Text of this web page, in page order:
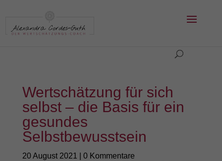
Wertschätzung für sich
selbst – die Basis für ein
gesundes
Selbstbewusstsein
20 August 2021 0 Kommentare